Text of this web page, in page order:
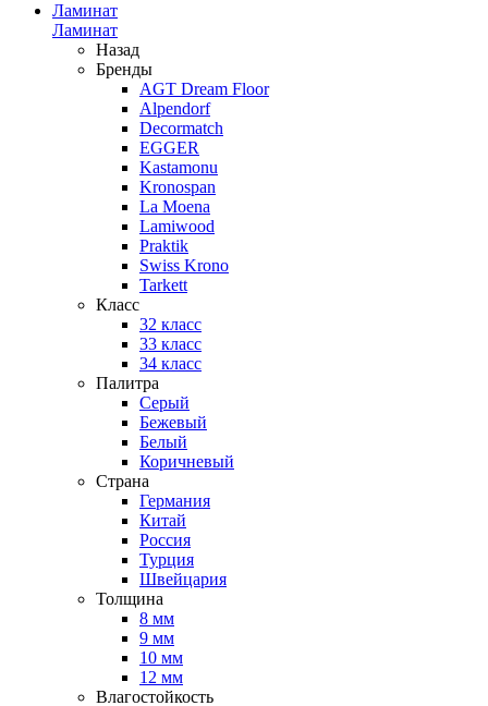
Ламинат
Ламинат
Назад
Бренды
AGT Dream Floor
Alpendorf
Decormatch
EGGER
Kastamonu
Kronospan
La Moena
Lamiwood
Praktik
Swiss Krono
Tarkett
Класс
32 класс
33 класс
34 класс
Палитра
Серый
Бежевый
Белый
Коричневый
Страна
Германия
Китай
Россия
Турция
Швейцария
Толщина
8 мм
9 мм
10 мм
12 мм
Влагостойкость